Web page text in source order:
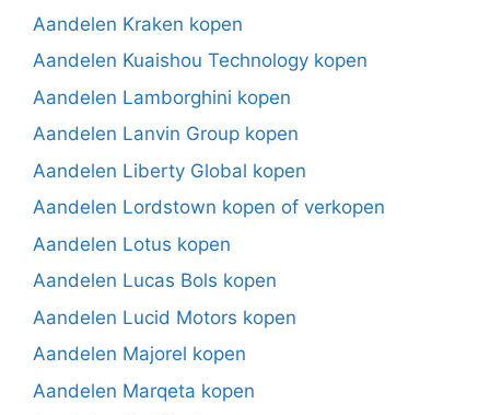
Aandelen Kraken kopen
Aandelen Kuaishou Technology kopen
Aandelen Lamborghini kopen
Aandelen Lanvin Group kopen
Aandelen Liberty Global kopen
Aandelen Lordstown kopen of verkopen
Aandelen Lotus kopen
Aandelen Lucas Bols kopen
Aandelen Lucid Motors kopen
Aandelen Majorel kopen
Aandelen Marqeta kopen